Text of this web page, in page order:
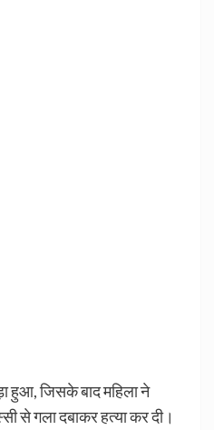
हुआ, जिसके बाद महिला ने
से गला दबाकर हत्या कर दी।